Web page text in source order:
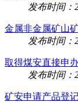
发布时间：
金属非金属矿山
发布时间：
取得煤安直接申
发布时间：
矿安申请产品登